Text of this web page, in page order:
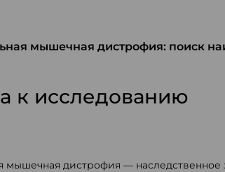
мышечная дистрофия: поиск
к исследованию
мышечная дистрофия — наследственное